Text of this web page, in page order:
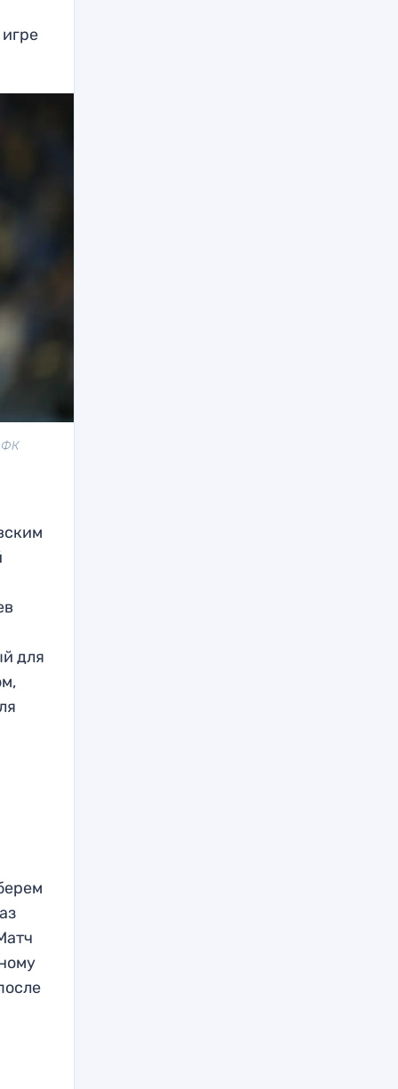
ФК
для